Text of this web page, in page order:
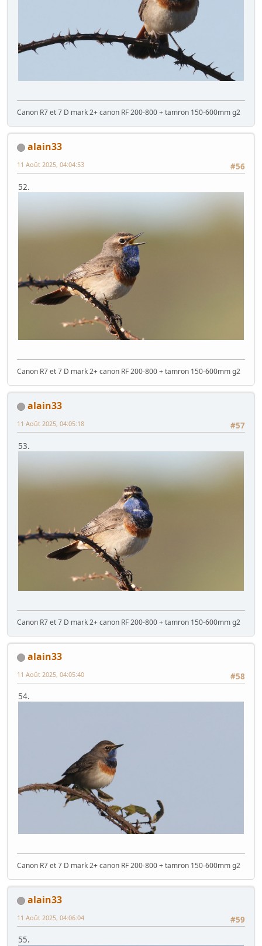
Canon R7 et 7 D mark 2+ canon RF 200-800 + tamron 150-600mm g2
alain33
#56
11 Août 2025, 04:04:53
52.
Canon R7 et 7 D mark 2+ canon RF 200-800 + tamron 150-600mm g2
alain33
#57
11 Août 2025, 04:05:18
53.
Canon R7 et 7 D mark 2+ canon RF 200-800 + tamron 150-600mm g2
alain33
#58
11 Août 2025, 04:05:40
54.
Canon R7 et 7 D mark 2+ canon RF 200-800 + tamron 150-600mm g2
alain33
#59
11 Août 2025, 04:06:04
55.